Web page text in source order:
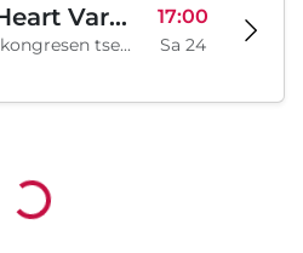
Frozen Heart Varna
Festivalen i kongresen tsentar - Varna, Warna, BG
17:00
Sa 24
Lädt...